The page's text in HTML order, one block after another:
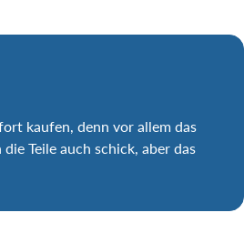
kaufen, denn vor allem das
Teile auch schick, aber das